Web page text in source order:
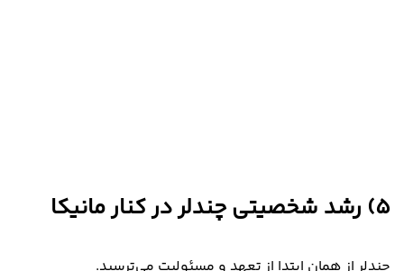
5) رشد شخصیتی چندلر در کنار مانیکا